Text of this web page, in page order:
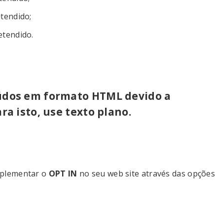
em formato HTML devido a
isto, use texto plano.
o OPT IN no seu web site através das opções